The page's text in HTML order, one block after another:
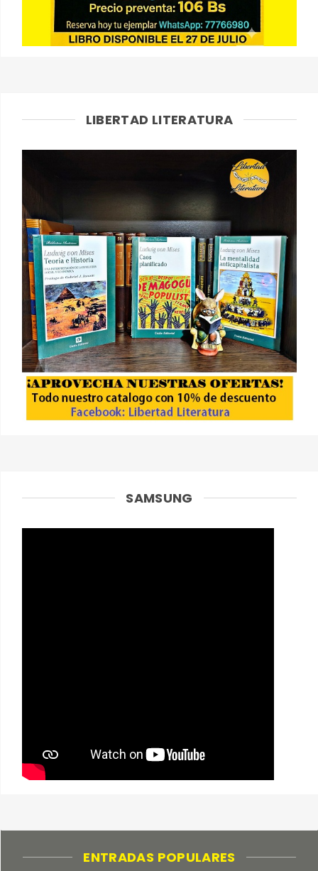
LIBERTAD LITERATURA
SAMSUNG
ENTRADAS POPULARES